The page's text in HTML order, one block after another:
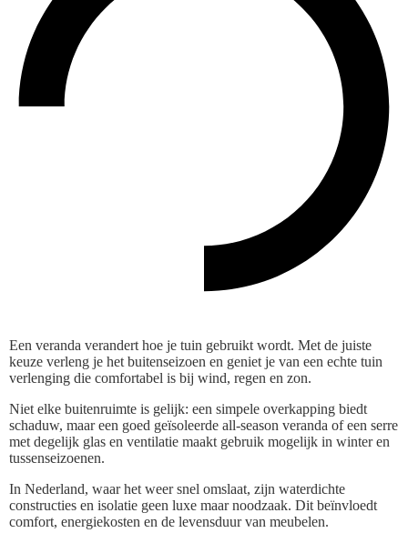
Een veranda verandert hoe je tuin gebruikt wordt. Met de juiste
keuze verleng je het buitenseizoen en geniet je van een echte tuin
verlenging die comfortabel is bij wind, regen en zon.
Niet elke buitenruimte is gelijk: een simpele overkapping biedt
schaduw, maar een goed geïsoleerde all-season veranda of een serre
met degelijk glas en ventilatie maakt gebruik mogelijk in winter en
tussenseizoenen.
In Nederland, waar het weer snel omslaat, zijn waterdichte
constructies en isolatie geen luxe maar noodzaak. Dit beïnvloedt
comfort, energiekosten en de levensduur van meubelen.